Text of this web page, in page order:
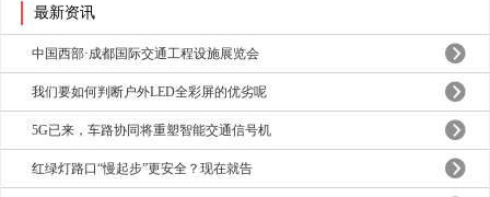
最新资讯
中国西部·成都国际交通工程设施展览会
我们要如何判断户外LED全彩屏的优劣呢
5G已来，车路协同将重塑智能交通信号机
红绿灯路口“慢起步”更安全？现在就告